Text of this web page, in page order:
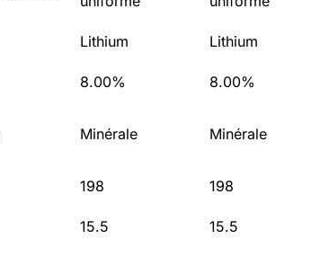
Lithium Lithium
8.00% 8.00%
Minérale Minérale
198 198
15.5 15.5